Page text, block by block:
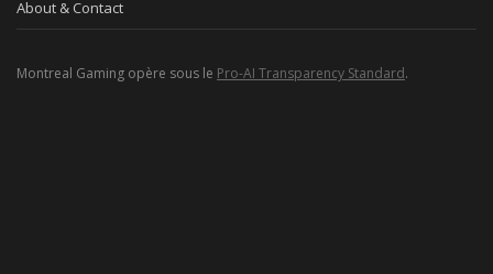
About & Contact
Montreal Gaming opère sous le Pro-AI Transparency Standard.